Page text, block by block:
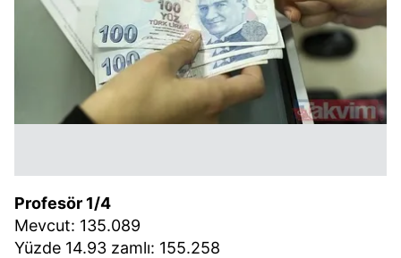
Profesör 1/4
Mevcut: 135.089
Yüzde 14.93 zamlı: 155.258